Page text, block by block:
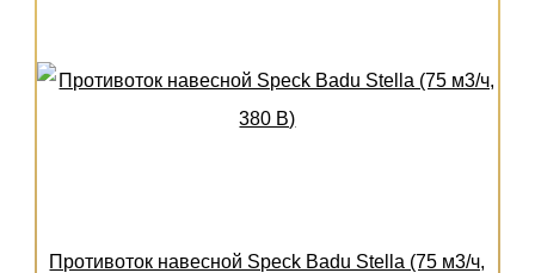
Противоток навесной Speck Badu Stella (75 м3/ч,